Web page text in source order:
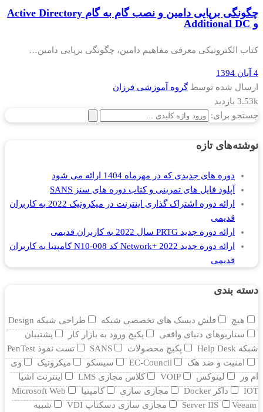
چگونگی برپایی دامین و نصب گام به گام Active Directory
و Additional DC
کتاب الکترونیکی معرفی مفاهیم دامین، چگونگی برپایی دامین…
4 آبان 1394
ارسال شده توسطگروه آموزشی فرزان
3.53k بازدید
جستجو برای:
نوشته‌های تازه
دوره های جدیدی که در مهرماه 1404 ارائه می شود
آپلود فایل های تمرینی و کتاب دوره های سنز SANS
ارائه دوره اشتراک گذاری اینترنت در میکروتیک 2022 به کاربران
قدیمی
ارائه دوره جدید PRTG سال 2022 به کاربران قدیمی
ارائه دوره جدید Network+ 2022 کد N10-008 کامپتیا به کاربران
قدیمی
دسته بندی
هیچ فلش دیسک های تخصصی شبکه
طراحی شبکه Design
سناریوهای دنیای واقعی
پکیج ورود به بازار کار
پشتیبان
شبکه Help Desk
پکیچ محصولات SANS
تست نفوذ PenTest
امنیت و ضد هک
EC-Council سیسکو میکروتیک
وی
ام ور
لینوکس VOIP کلاس مجازی LMS
اینترنت اشیا
IOT
داکر Docker مجازی سازی کامپتیا
Microsoft Web
Server IIS
Veeam مجازی سازی دسکتاپ VDI
شبیه